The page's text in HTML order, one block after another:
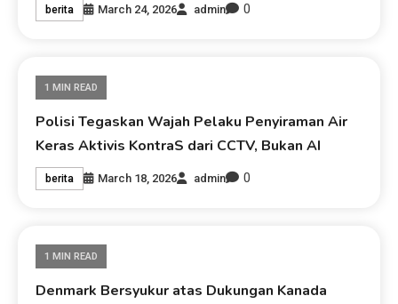
berita March 24, 2026 admin 0
1 MIN READ
Polisi Tegaskan Wajah Pelaku Penyiraman Air
Keras Aktivis KontraS dari CCTV, Bukan AI
berita March 18, 2026 admin 0
1 MIN READ
Denmark Bersyukur atas Dukungan Kanada